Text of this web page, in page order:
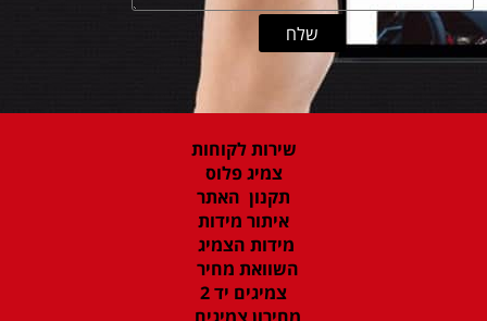
שירות לקוחות
צמיג פלוס
תקנון האתר
איתור מידות
מידות הצמיג
השוואת מחיר
צמיגים יד 2
מחירון צמיגים